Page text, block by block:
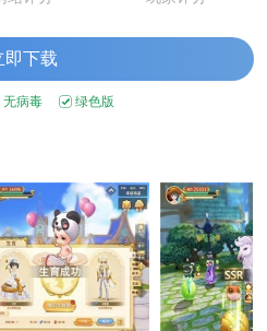
即下载
无病毒 绿色版